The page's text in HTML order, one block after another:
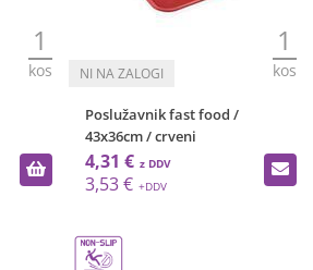
1
kos
1
kos
Poslužavnik fast food /
43x36cm / crveni
4,31 €
3,53 €